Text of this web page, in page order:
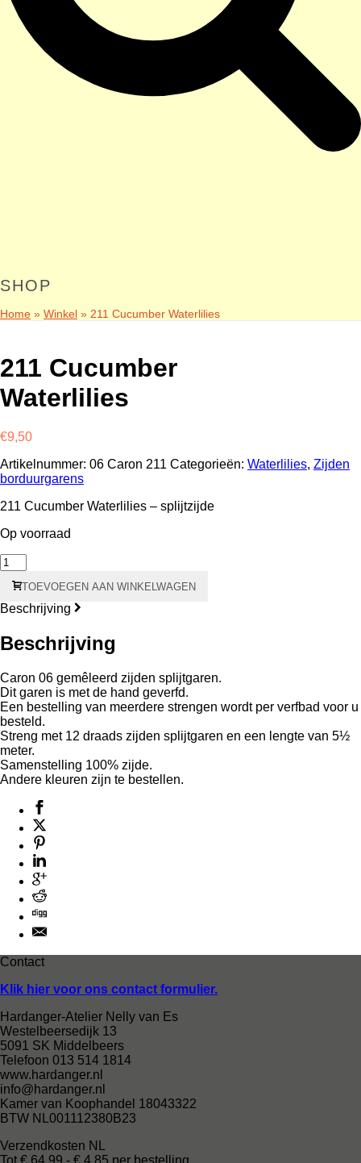
SHOP
Home » Winkel » 211 Cucumber Waterlilies
211 Cucumber
Waterlilies
€9,50
Artikelnummer: 06 Caron 211 Categorieën: Waterlilies, Zijden
borduurgarens
211 Cucumber Waterlilies – splijtzijde
Op voorraad
211
Cucumber
Waterlilies
aantal
TOEVOEGEN AAN WINKELWAGEN
Beschrijving
Beschrijving
Caron 06 gemêleerd zijden splijtgaren.
Dit garen is met de hand geverfd.
Een bestelling van meerdere strengen wordt per verfbad voor u
besteld.
Streng met 12 draads zijden splijtgaren en een lengte van 5½
meter.
Samenstelling 100% zijde.
Andere kleuren zijn te bestellen.
Contact
Klik hier voor ons contact formulier.
Hardanger-Atelier Nelly van Es
Westelbeersedijk 13
5091 SK Middelbeers
Telefoon 013 514 1814
www.hardanger.nl
info@hardanger.nl
Kamer van Koophandel 18043322
BTW NL001112380B23
Verzendkosten NL
Tot € 64,99 - € 4,85 per bestelling.